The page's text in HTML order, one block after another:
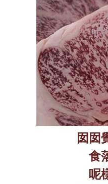
囡囡
食
呢